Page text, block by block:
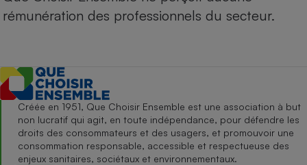
rémunération des professionnels du secteur.
Créée en 1951, Que Choisir Ensemble est une association à but
non lucratif qui agit, en toute indépendance, pour défendre les
droits des consommateurs et des usagers, et promouvoir une
consommation responsable, accessible et respectueuse des
enjeux sanitaires, sociétaux et environnementaux.